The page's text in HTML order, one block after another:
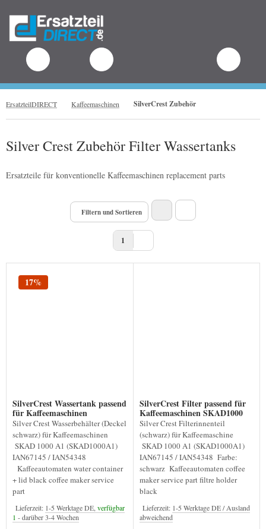
ErsatzteilDIRECT Kaffeemaschinen SilverCrest Zubehör
Silver Crest Zubehör Filter Wassertanks
Ersatzteile für konventionelle Kaffeemaschinen replacement parts
Filtern und Sortieren
1
SilverCrest Wassertank passend
für Kaffeemaschinen
SKAD1000
Silver Crest Wasserbehälter (Deckel
schwarz) für Kaffeemaschinen
SKAD 1000 A1 (SKAD1000A1)
IAN67145 / IAN54348
Kaffeeautomaten water container
+ lid black coffee maker service
part
Lieferzeit: 1-5 Werktage DE, verfügbar
1 - darüber 3-4 Wochen
17%
SilverCrest Filter passend für
Kaffeemaschinen SKAD1000
Silver Crest Filterinnenteil
(schwarz) für Kaffeemaschine
SKAD 1000 A1 (SKAD1000A1)
IAN67145 / IAN54348 Farbe:
schwarz Kaffeeautomaten coffee
maker service part filtre holder
black
Lieferzeit: 1-5 Werktage DE / Ausland
abweichend